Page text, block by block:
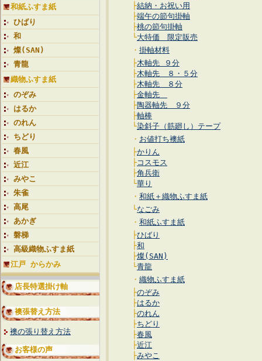
和紙ふすま紙
ひばり
和
燦(SAN)
青龍
織物ふすま紙
のぞみ
はるか
のれん
ちどり
春風
近江
みやこ
朱雀
高尾
あかぎ
磐梯
高級織物ふすま紙
江戸 からかみ
店長特選掛け軸
襖張替え方法
襖の張り替え方法
お客様の声
├結納・お祝い用
├端午の節句掛軸
├桃の節句掛軸
└大特価 限定販売
・ 掛軸材料
├木軸先 ９分
├木軸先 ８・５分
├木軸先 ８分
├金軸先
├陶器軸先 ９分
├軸棒
└染斜子（筋廻し）テープ
・ お値打ち襖紙
├かりん
├コスモス
├角兵衛
└華り
・ 和紙＋織物ふすま紙
└なごみ
・ 和紙ふすま紙
├ひばり
├和
├燦(SAN)
└青龍
・ 織物ふすま紙
├のぞみ
├はるか
├のれん
├ちどり
├春風
├近江
├みやこ